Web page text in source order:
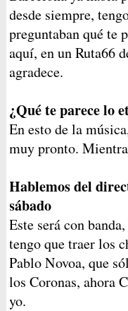
desde siempre,
preguntaban qué te
aquí, en un Ruta66
agradece.
¿Qué te parece lo
En esto de la
muy pronto.
Hablemos del
sábado
Este será con
tengo que traer los
Pablo Novoa, que
los Coronas, ahora
yo.